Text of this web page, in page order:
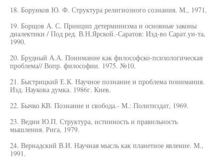
18. Борунков Ю. Ф. Структура религиозного сознания. М., 1971.
19. Борщов А. С. Принцип детерминизма и основные законы
диалектики / Под ред. В.Н.Ярской.-Саратов: Изд-во Сарат.ун-та,
1990.
20. Брудный А.А. Понимание как философско-психологическая
проблема// Вопр. философии. 1975. №10.
21. Быстрицкий Е.К. Научное познание и проблема понимания.
Изд. Наукова думка. 1986г. Киев.
22. Бычко КВ. Познание и свобода.- М.: Политиздат, 1969.
23. Ведин Ю.П. Структура, истинность и правильность
мышления. Рига, 1979.
24. Вернадский В.И. Научная мысль как планетное явление. М.,
1991.